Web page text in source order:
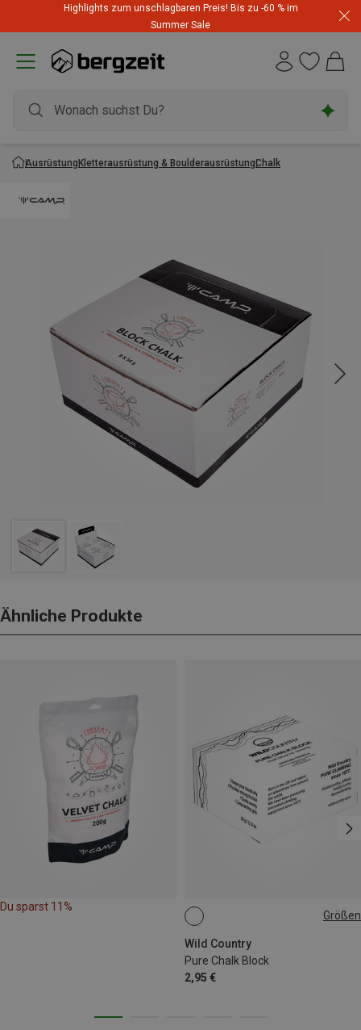
Highlights zum unschlagbaren Preis! Bis zu -60 % im
Summer Sale
AusrüstungKletterausrüstung & BoulderausrüstungChalk
Ähnliche Produkte
Du sparst 11%
Größen
Wild Country
Pure Chalk Block
2,95 €
ONE SIZE